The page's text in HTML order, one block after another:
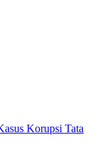
Korupsi Tata